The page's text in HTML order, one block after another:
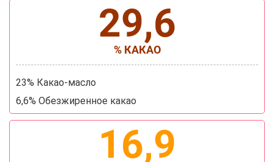
29,6
% КАКАО
23% Какао-масло
6,6% Обезжиренное какао
16,9